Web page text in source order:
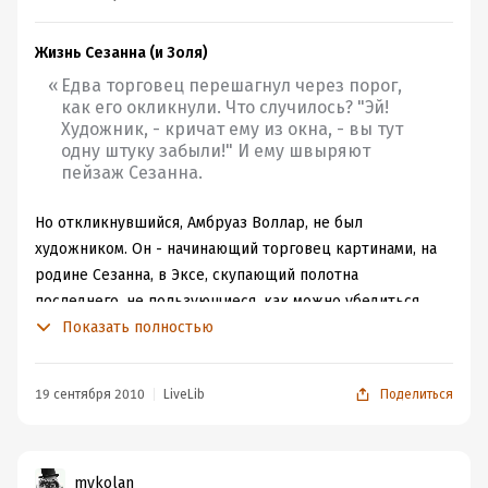
Жизнь Сезанна (и Золя)
Едва торговец перешагнул через порог,
как его окликнули. Что случилось? "Эй!
Художник, - кричат ему из окна, - вы тут
одну штуку забыли!" И ему швыряют
пейзаж Сезанна.
Но откликнувшийся, Амбруаз Воллар, не был
художником. Он - начинающий торговец картинами, на
родине Сезанна, в Эксе, скупающий полотна
последнего, не пользующиеся, как можно убедиться,
спросом. Можно сказать, утрируя, конечно, что вся
Не могу сказать, что являюсь поклонницей живописи
их жизнелюбивые создатели. Но личность главного
Показать полностью
19 сентября 2010 LiveLib Поделиться
mykolan